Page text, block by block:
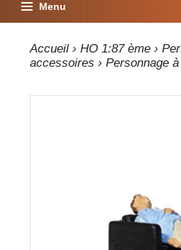
Menu
Accueil ›HO 1:87 ème ›
accessoires › Personnage